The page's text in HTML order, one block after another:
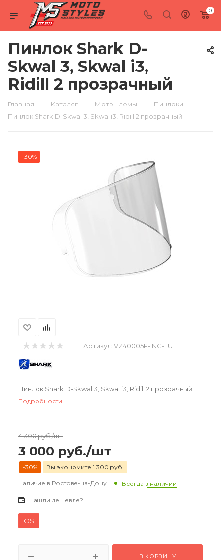
0
Пинлок Shark D-
Skwal 3, Skwal i3,
Ridill 2 прозрачный
Главная — Каталог — Мотошлемы — Пинлоки —
Пинлок Shark D-Skwal 3, Skwal i3, Ridill 2 прозрачный
-30%
Артикул: VZ40005P-INC-TU
Пинлок Shark D-Skwal 3, Skwal i3, Ridill 2 прозрачный
Подробности
4 300руб./шт
3 000 руб./шт
-30% Вы экономите 1 300 руб.
Наличие в Ростове-на-Дону Всегда в наличии
Нашли дешевле?
OS
В КОРЗИНУ